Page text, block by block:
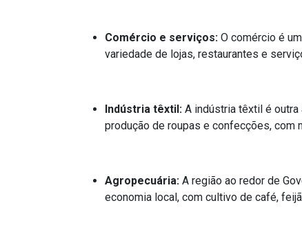
Comércio e serviços: O comércio é
variedade de lojas, restaurantes e
Indústria têxtil: A indústria têxtil é outra
produção de roupas e confecções, com
Agropecuária: A região ao redor de
economia local, com cultivo de café,